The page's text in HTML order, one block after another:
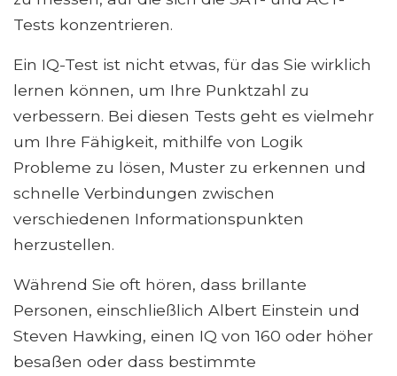
Tests konzentrieren.
Ein IQ-Test ist nicht etwas, für das Sie wirklich
lernen können, um Ihre Punktzahl zu
verbessern. Bei diesen Tests geht es vielmehr
um Ihre Fähigkeit, mithilfe von Logik
Probleme zu lösen, Muster zu erkennen und
schnelle Verbindungen zwischen
verschiedenen Informationspunkten
herzustellen.
Während Sie oft hören, dass brillante
Personen, einschließlich Albert Einstein und
Steven Hawking, einen IQ von 160 oder höher
besaßen oder dass bestimmte